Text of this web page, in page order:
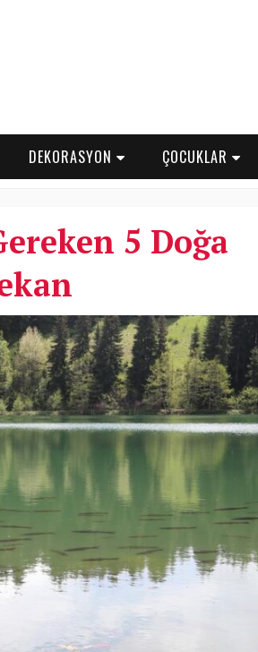
DEKORASYON ÇOCUKLAR
5 Doğa